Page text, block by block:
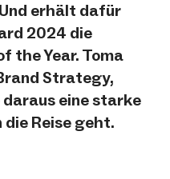
erhält dafür
2024 die
the Year. Toma
Strategy,
eine starke
Reise geht.